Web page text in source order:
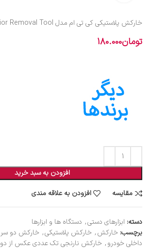
خارکش پلاستیکی کی تی ام مدل KTM Car Interior Removal Tool
تومان180.000
افزودن به سبد خرید
مقایسه
افزودن به علاقه مندی
دسته: ابزارهای دستی, دستگاه ها و ابزارها
برچسب: خارکش, خارکش پلاستیکی, خارکش دو سر
داخلی خودرو, خارکش نارنجی تک عددی عکس از دو